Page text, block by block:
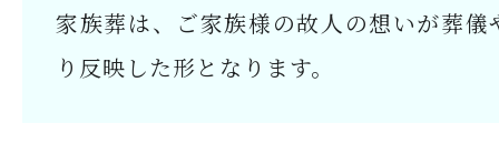
家族葬は、ご家族様の故人の想いが葬儀
り反映した形となります。